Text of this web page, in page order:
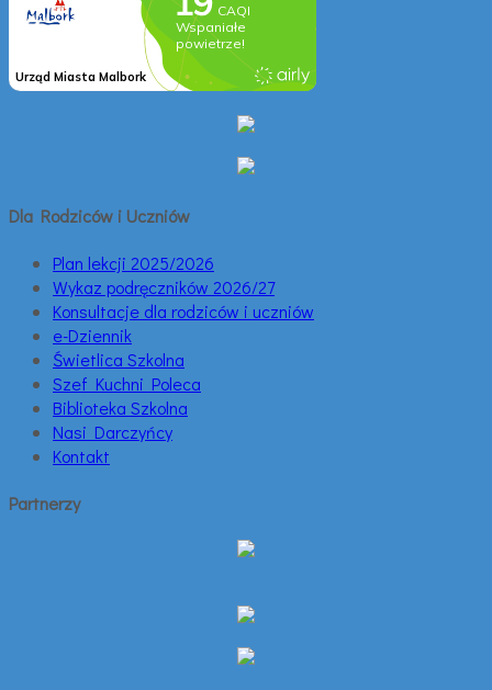
Dla Rodziców i Uczniów
Plan lekcji 2025/2026
Wykaz podręczników 2026/27
Konsultacje dla rodziców i uczniów
e-Dziennik
Świetlica Szkolna
Szef Kuchni Poleca
Biblioteka Szkolna
Nasi Darczyńcy
Kontakt
Partnerzy